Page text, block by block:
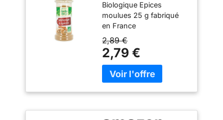
Biologique Epices
moulues 25 g fabriqué
en France
2,89 €
2,79 €